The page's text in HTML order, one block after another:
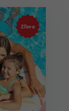
Zľava